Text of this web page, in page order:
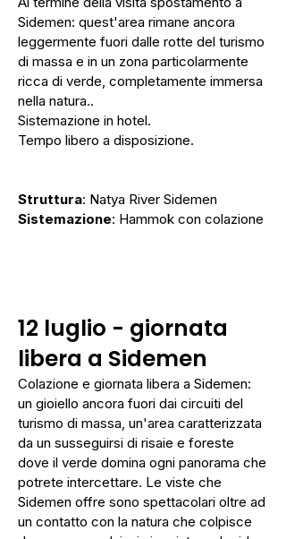
Sidemen: quest'area rimane ancora
leggermente fuori dalle rotte del turismo
di massa e in un zona particolarmente
ricca di verde, completamente immersa
nella natura..
Sistemazione in hotel.
Tempo libero a disposizione.
Struttura: Natya River Sidemen
Sistemazione: Hammok con colazione
12 luglio - giornata
libera a Sidemen
Colazione e giornata libera a Sidemen:
un gioiello ancora fuori dai circuiti del
turismo di massa, un'area caratterizzata
da un susseguirsi di risaie e foreste
dove il verde domina ogni panorama che
potrete intercettare. Le viste che
Sidemen offre sono spettacolari oltre ad
un contatto con la natura che colpisce